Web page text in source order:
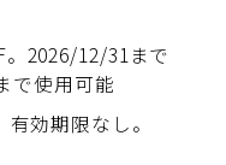
。2026/12/31まで
で使用可能
効期限なし。